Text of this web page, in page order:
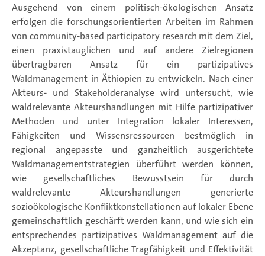
Ausgehend von einem politisch-ökologischen Ansatz
erfolgen die forschungsorientierten Arbeiten im Rahmen
von community-based participatory research mit dem Ziel,
einen praxistauglichen und auf andere Zielregionen
übertragbaren Ansatz für ein partizipatives
Waldmanagement in Äthiopien zu entwickeln. Nach einer
Akteurs- und Stakeholderanalyse wird untersucht, wie
waldrelevante Akteurshandlungen mit Hilfe partizipativer
Methoden und unter Integration lokaler Interessen,
Fähigkeiten und Wissensressourcen bestmöglich in
regional angepasste und ganzheitlich ausgerichtete
Waldmanagementstrategien überführt werden können,
wie gesellschaftliches Bewusstsein für durch
waldrelevante Akteurshandlungen generierte
sozioökologische Konfliktkonstellationen auf lokaler Ebene
gemeinschaftlich geschärft werden kann, und wie sich ein
entsprechendes partizipatives Waldmanagement auf die
Akzeptanz, gesellschaftliche Tragfähigkeit und Effektivität